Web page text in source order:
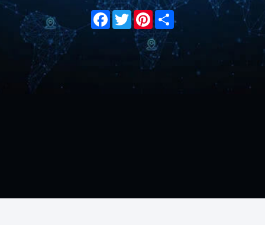
Facebook
TwitterPinterest
Share